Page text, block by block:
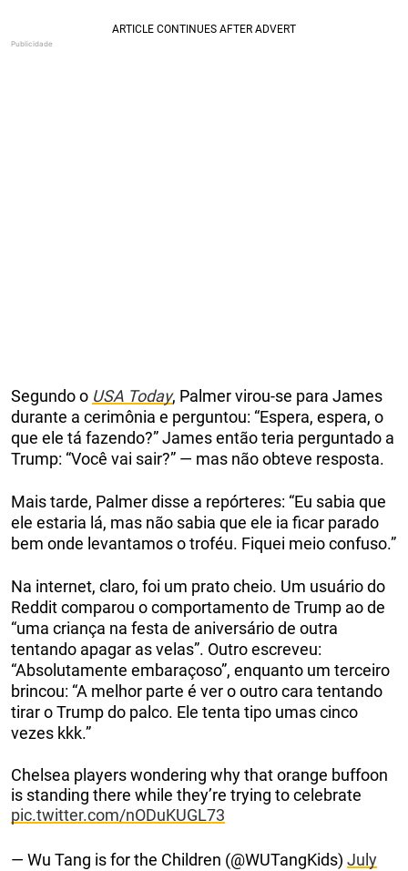
Segundo o USA Today, Palmer virou-se para James
durante a cerimônia e perguntou: “Espera, espera, o
que ele tá fazendo?” James então teria perguntado a
Trump: “Você vai sair?” — mas não obteve resposta.
Mais tarde, Palmer disse a repórteres: “Eu sabia que
ele estaria lá, mas não sabia que ele ia ficar parado
bem onde levantamos o troféu. Fiquei meio confuso.”
Na internet, claro, foi um prato cheio. Um usuário do
Reddit comparou o comportamento de Trump ao de
“uma criança na festa de aniversário de outra
tentando apagar as velas”. Outro escreveu:
“Absolutamente embaraçoso”, enquanto um terceiro
brincou: “A melhor parte é ver o outro cara tentando
tirar o Trump do palco. Ele tenta tipo umas cinco
vezes kkk.”
Chelsea players wondering why that orange buffoon
is standing there while they’re trying to celebrate
pic.twitter.com/nODuKUGL73
— Wu Tang is for the Children (@WUTangKids) July